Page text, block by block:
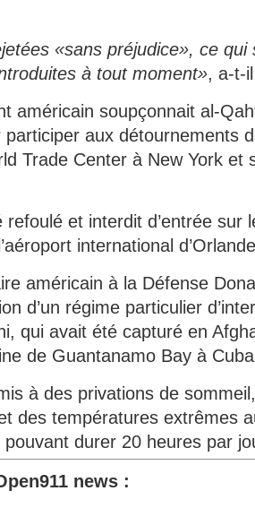
«sans préjudice», ce qui
à tout moment», a-t-
américain soupçonnait al-
aux détournements
Trade Center à New York et
refoulé et interdit d’entrée sur
international
américain à la Défense
d’un régime particulier
qui avait été capturé en
de Guantanamo Bay à
à des privations de
des températures extrêmes
pouvant durer 20 heures par
news :